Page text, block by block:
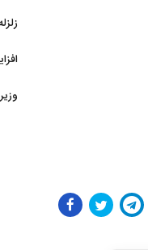
زلزله ۴ ریشتری بندرلنگه